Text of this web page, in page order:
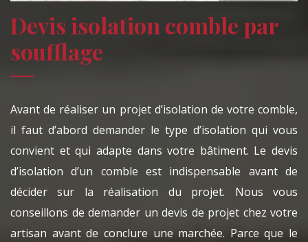
Devis isolation comble par
soufflage
Avant de réaliser un projet d’isolation de votre comble,
il faut d’abord demander le type d’isolation qui vous
convient et qui adapte dans votre bâtiment. Le devis
d’isolation d’un comble est indispensable avant de
décider sur la réalisation du projet. Nous vous
conseillons de demander un devis de projet chez votre
artisan avant de conclure une marchée. Parce que le